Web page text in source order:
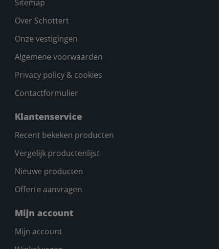
Sitemap
Over Schottert
Onze vestigingen
Algemene voorwaarden
Privacy policy & cookies
Contactformulier
Klantenservice
Recent bekeken producten
Vergelijk productenlijst
Nieuwe producten
Offerte aanvragen
Mijn account
Mijn account